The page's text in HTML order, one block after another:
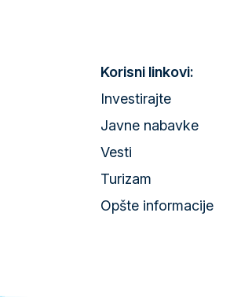
Korisni linkovi:
Investirajte
Javne nabavke
Vesti
Turizam
Opšte informacije